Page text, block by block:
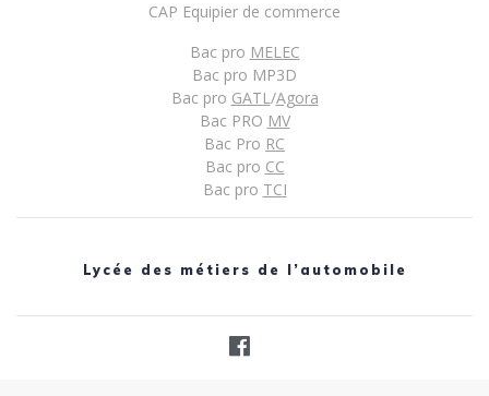
CAP Equipier de commerce
Bac pro MELEC
Bac pro MP3D
Bac pro GATL/Agora
Bac PRO MV
Bac Pro RC
Bac pro CC
Bac pro TCI
Lycée des métiers de l’automobile